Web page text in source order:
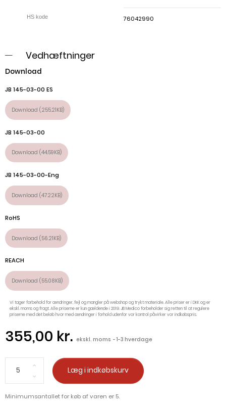
76042990
Vedhæftninger
Download
JB 145-03-00 ES
Download (255.21KB)
JB 145-03-00
Download (44.59KB)
JB 145-03-00-Eng
Download (47.22KB)
RoHS
Download (56.21KB)
REACH
Download (55.08KB)
Vi tager forbehold for ændringer, fejl og mangler på webshop og trykt materiale. Alle priser er i DKK og er
ekskl. moms og fragt. Alle priserne er kun gældende i 2019. JB Medico forbeholder sig retten til at regulere
priserne med det beløb hvor med ændringer i forhold udenfor vor kontrol påvirker vor indkøbspris.
355,00 kr. ekskl. moms 1-3 hverdage
Læg i indkøbskurv
Minimumsantallet for køb af varen er 5.